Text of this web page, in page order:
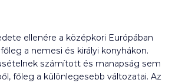
ellenére a középkori Európában
a nemesi és királyi konyhákon.
számított és manapság sem
főleg a különlegesebb változatai. Az